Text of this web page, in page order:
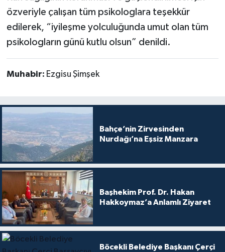
özveriyle çalışan tüm psikologlara teşekkür
edilerek, “iyileşme yolculuğunda umut olan tüm
psikologların günü kutlu olsun” denildi.
Muhabir: Ezgisu Şimşek
Bahçe’nin Zirvesinden
Nurdağı’na Eşsiz Manzara
Başhekim Prof. Dr. Hakan
Hakkoymaz’a Anlamlı Ziyaret
Böcekli Belediye Başkanı Çerçi